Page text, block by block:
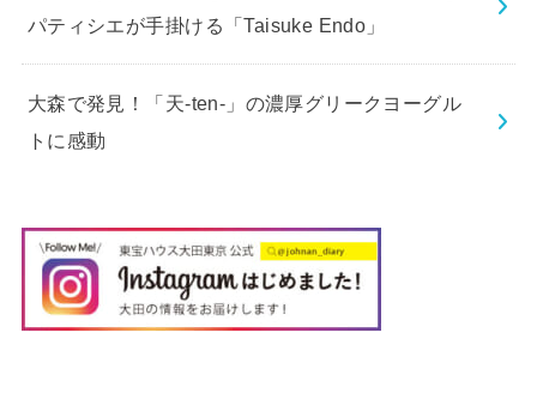
パティシエが手掛ける「Taisuke Endo」
大森で発見！「天-ten-」の濃厚グリークヨーグル
トに感動